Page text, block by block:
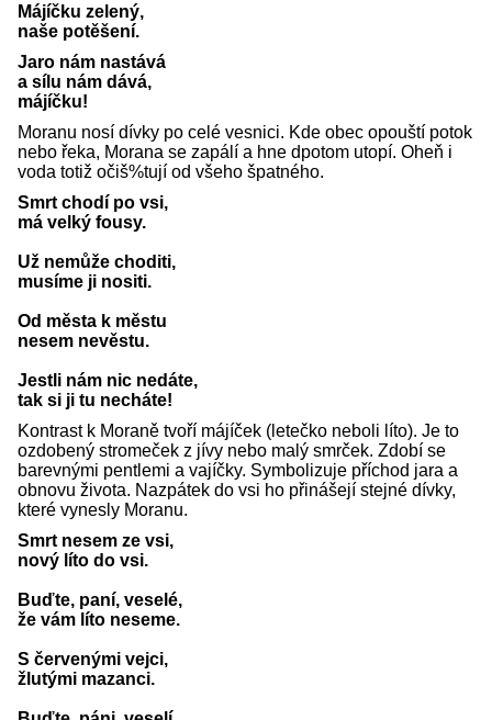
Májíčku zelený,
naše potěšení.
Jaro nám nastává
a sílu nám dává,
májíčku!
Moranu nosí dívky po celé vesnici. Kde obec opouští potok
nebo řeka, Morana se zapálí a hne dpotom utopí. Oheň i
voda totiž očiš%tují od všeho špatného.
Smrt chodí po vsi,
má velký fousy.
Už nemůže choditi,
musíme ji nositi.
Od města k městu
nesem nevěstu.
Jestli nám nic nedáte,
tak si ji tu necháte!
Kontrast k Moraně tvoří májíček (letečko neboli líto). Je to
ozdobený stromeček z jívy nebo malý smrček. Zdobí se
barevnými pentlemi a vajíčky. Symbolizuje příchod jara a
obnovu života. Nazpátek do vsi ho přinášejí stejné dívky,
které vynesly Moranu.
Smrt nesem ze vsi,
nový líto do vsi.
Buďte, paní, veselé,
že vám líto neseme.
S červenými vejci,
žlutými mazanci.